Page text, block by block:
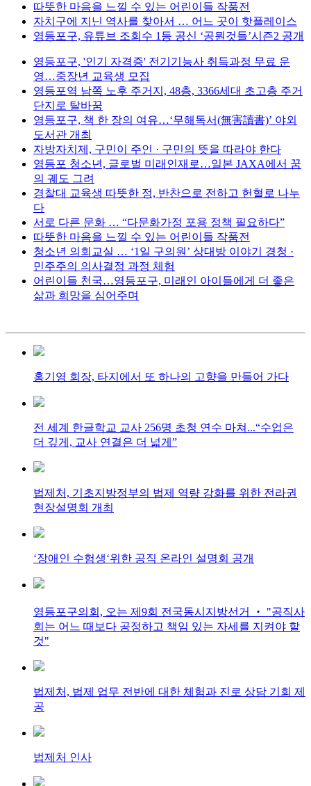
따뜻한 마음을 느낄 수 있는 어린이들 작품전
자치구에 지닌 역사를 찾아서 … 어느 곳이 핫플레이스
영등포구, 유튜브 조회수 1등 공신 ‘공뭔것들’시즌2 공개
영등포구, '인기 자격증' 전기기능사 취득과정 무료 운
영…중장년 교육생 모집
영등포역 남쪽 노후 주거지, 48층, 3366세대 초고층 주거
단지로 탈바꿈
영등포구, 책 한 장의 여유…‘무해독서(無害讀書)’ 야외
도서관 개최
자방자치제, 구민이 주인 · 구민의 뜻을 따라야 한다
영등포 청소년, 글로벌 미래인재로…일본 JAXA에서 꿈
의 궤도 그려
경찰대 교육생 따뜻한 정, 반찬으로 전하고 헌혈로 나누
다
서로 다른 문화 … “다문화가정 포용 정책 필요하다”
따뜻한 마음을 느낄 수 있는 어린이들 작품전
청소년 의회교실 … ‘1일 구의원’ 상대방 이야기 경청 ·
민주주의 의사결정 과정 체험
어린이들 천국…영등포구, 미래인 아이들에게 더 좋은
삶과 희망을 심어주며
홍기영 회장, 타지에서 또 하나의 고향을 만들어 가다
전 세계 한글학교 교사 256명 초청 연수 마쳐...“수업은
더 깊게, 교사 연결은 더 넓게”
법제처, 기초지방정부의 법제 역량 강화를 위한 전라권
현장설명회 개최
‘장애인 수험생‘위한 공직 온라인 설명회 공개
영등포구의회, 오는 제9회 전국동시지방선거 ‧ "공직사
회는 어느 때보다 공정하고 책임 있는 자세를 지켜야 할
것"
법제처, 법제 업무 전반에 대한 체험과 진로 상담 기회 제
공
법제처 인사